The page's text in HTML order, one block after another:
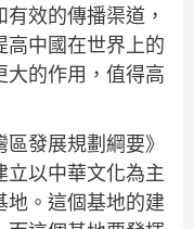
效的傳播渠道，
高中國在世界上的
大的作用，值得高
發展規劃綱要》
立以中華文化為主
地。這個基地的建